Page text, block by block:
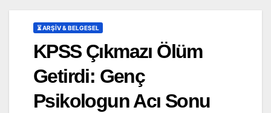
⏳ ARŞİV & BELGESEL
KPSS Çıkmazı Ölüm
Getirdi: Genç
Psikologun Acı Sonu